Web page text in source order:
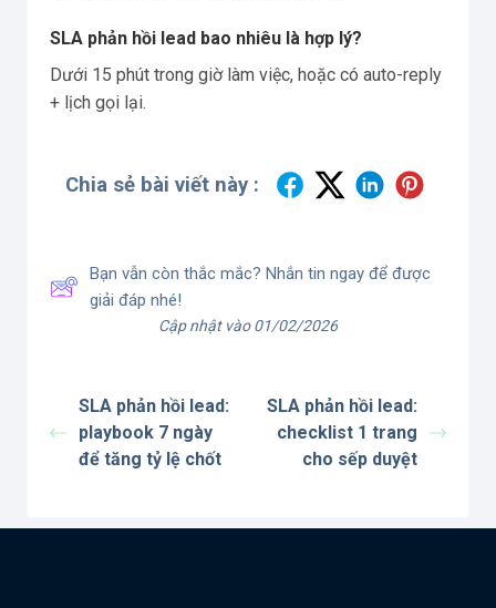
SLA phản hồi lead bao nhiêu là hợp lý?
Dưới 15 phút trong giờ làm việc, hoặc có auto-reply
+ lịch gọi lại.
Chia sẻ bài viết này :
Bạn vẫn còn thắc mắc? Nhắn tin ngay để được
giải đáp nhé!
Cập nhật vào 01/02/2026
SLA phản hồi lead:
playbook 7 ngày
để tăng tỷ lệ chốt
SLA phản hồi lead:
checklist 1 trang
cho sếp duyệt